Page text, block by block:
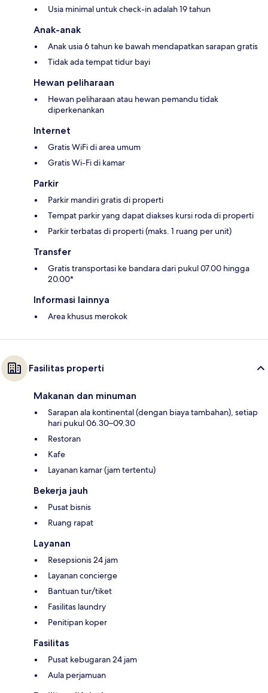
Usia minimal untuk check-in adalah 19 tahun
Anak-anak
Anak usia 6 tahun ke bawah mendapatkan sarapan gratis
Tidak ada tempat tidur bayi
Hewan peliharaan
Hewan peliharaan atau hewan pemandu tidak
diperkenankan
Internet
Gratis WiFi di area umum
Gratis Wi-Fi di kamar
Parkir
Parkir mandiri gratis di properti
Tempat parkir yang dapat diakses kursi roda di properti
Parkir terbatas di properti (maks. 1 ruang per unit)
Transfer
Gratis transportasi ke bandara dari pukul 07.00 hingga
20.00*
Informasi lainnya
Area khusus merokok
Fasilitas properti
Makanan dan minuman
Sarapan ala kontinental (dengan biaya tambahan), setiap
hari pukul 06.30–09.30
Restoran
Kafe
Layanan kamar (jam tertentu)
Bekerja jauh
Pusat bisnis
Ruang rapat
Layanan
Resepsionis 24 jam
Layanan concierge
Bantuan tur/tiket
Fasilitas laundry
Penitipan koper
Fasilitas
Pusat kebugaran 24 jam
Aula perjamuan